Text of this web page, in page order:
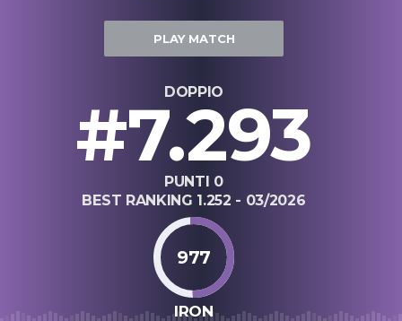
PLAY MATCH
DOPPIO
#7.293
PUNTI 0
BEST RANKING 1.252 - 03/2026
977
IRON